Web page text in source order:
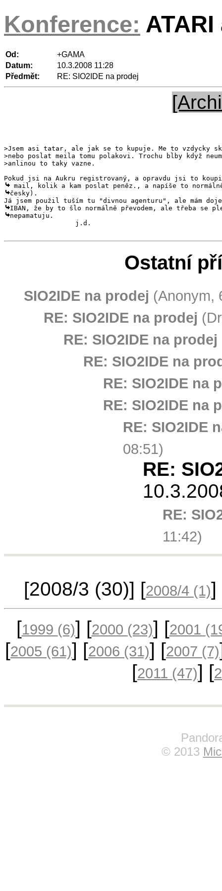
Konference:
Od:
+GAMA
Datum:
10.3.2008 11:28
Předmět:
RE: SIO2IDE na prodej
>Jsem asi tatar, ale jak se to kupuje. Me to vzdycky
>nebo poslat meila tomu polakovi. Trochu blby když
česky).
nepamatuju.
                  j.d.
Ostatní
SIO2IDE na prodej (Anonym,
RE: SIO2IDE na prodej
RE: SIO2IDE na prodej
RE: SIO2IDE na
RE: SIO2IDE na
RE: SIO2IDE na
RE: SIO2IDE
08:51)
RE:
RE:
11:42)
[2008/3 (30)] [2008/4 (1)]
[1999 (6)] [2000 (23)] [2001
[2005 (61)] [2006 (31)] [2007 (7)
[2011 (47)] [
© 2013